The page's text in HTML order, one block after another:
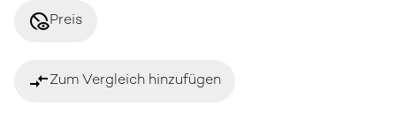
disabled_visiblePreis
compare_arrowsZum Vergleich hinzufügen